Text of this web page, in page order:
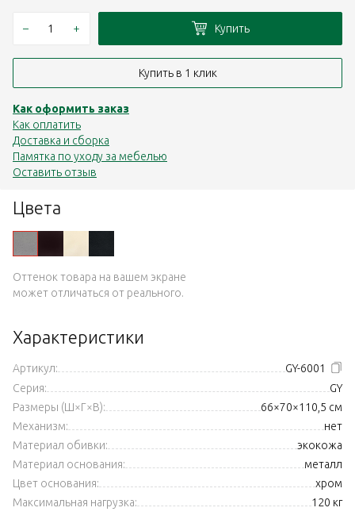
Цвета
Оттенок товара на вашем экране
может отличаться от реального.
Характеристики
Артикул:
GY-6001
Серия:
GY
Размеры (Ш×Г×В):
66×70×110,5 см
Механизм:
нет
Материал обивки:
экокожа
Материал основания:
металл
Цвет основания:
хром
Максимальная нагрузка:
120 кг
– + Купить
Купить в 1 клик
Как оформить заказ
Как оплатить
Доставка и сборка
Памятка по уходу за мебелью
Оставить отзыв